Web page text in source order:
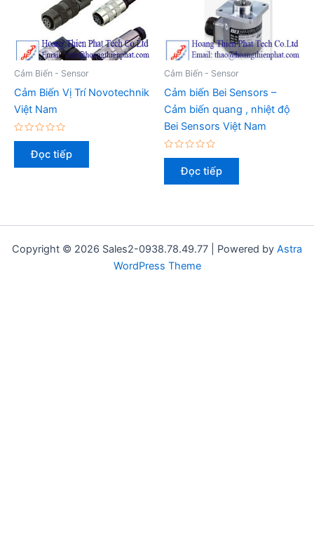
Cảm Biến - Sensor
Cảm Biến Vị Trí Novotechnik
Việt Nam
Được
hạngĐọc tiếp
Cảm Biến - Sensor
Cảm biến Bei Sensors –
Cảm biến quang , nhiệt độ
Bei Sensors Việt Nam
Được
hạngĐọc tiếp
Copyright © 2026 Sales2-0938.78.49.77 | Powered by Astra
WordPress Theme